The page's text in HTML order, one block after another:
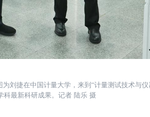
刘捷在中国计量大学，来到“计量测试技术与
科最新科研成果。记者 陆乐 摄